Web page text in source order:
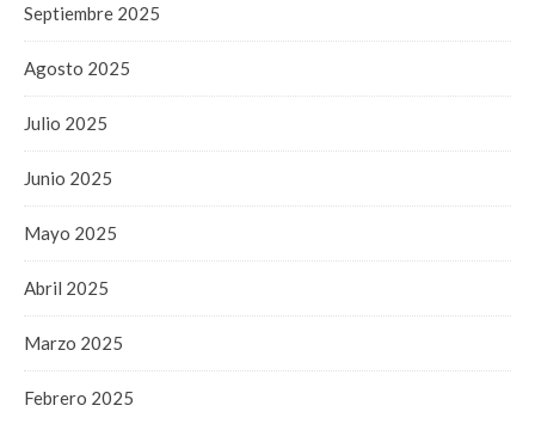
Septiembre 2025
Agosto 2025
Julio 2025
Junio 2025
Mayo 2025
Abril 2025
Marzo 2025
Febrero 2025